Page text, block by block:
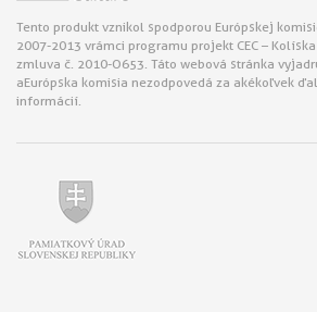
Tento produkt vznikol s podporou Európskej
2007-2013 v rámci programu projekt CEC –
zmluva č. 2010-O653. Táto webová stránka
a Európska komisia nezodpovedá za akékoľvek
informácií.